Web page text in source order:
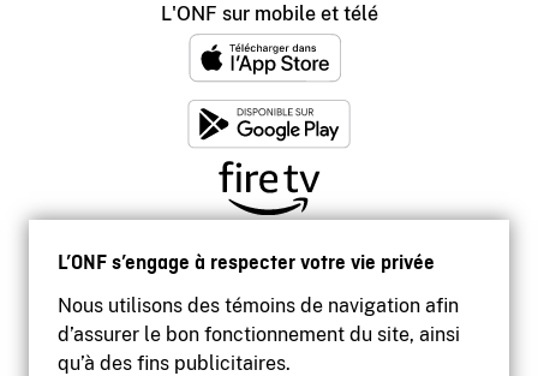
L’ONF s’engage à respecter votre vie privée
Nous utilisons des témoins de navigation afin
d’assurer le bon fonctionnement du site, ainsi
qu’à des fins publicitaires.
L'ONF sur mobile et télé